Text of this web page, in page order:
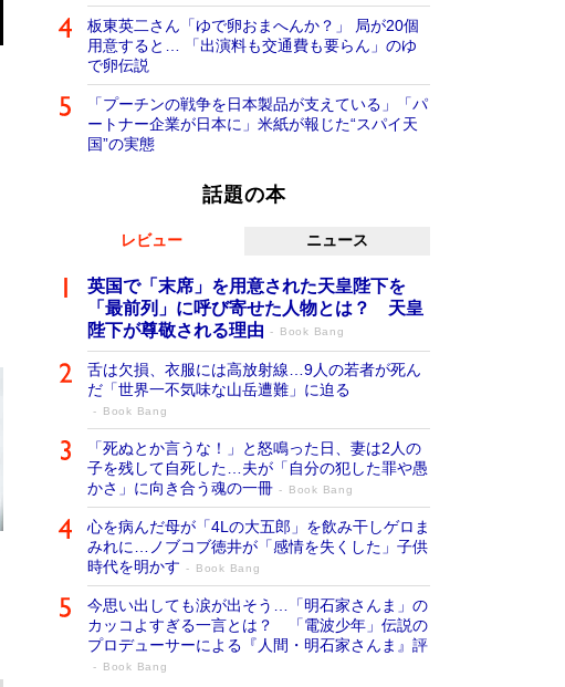
板東英二さん「ゆで卵おまへんか？」 局が20個
用意すると… 「出演料も交通費も要らん」のゆ
で卵伝説
「プーチンの戦争を日本製品が支えている」「パ
ートナー企業が日本に」米紙が報じた“スパイ天
国”の実態
話題の本
レビュー ニュース
英国で「末席」を用意された天皇陛下を
「最前列」に呼び寄せた人物とは？ 天皇
陛下が尊敬される理由
Book Bang
舌は欠損、衣服には高放射線…9人の若者が死ん
だ「世界一不気味な山岳遭難」に迫る
Book Bang
「死ぬとか言うな！」と怒鳴った日、妻は2人の
子を残して自死した…夫が「自分の犯した罪や愚
かさ」に向き合う魂の一冊
Book Bang
心を病んだ母が「4Lの大五郎」を飲み干しゲロま
みれに…ノブコブ徳井が「感情を失くした」子供
時代を明かす
Book Bang
今思い出しても涙が出そう…「明石家さんま」の
カッコよすぎる一言とは？ 「電波少年」伝説の
プロデューサーによる『人間・明石家さんま』評
Book Bang